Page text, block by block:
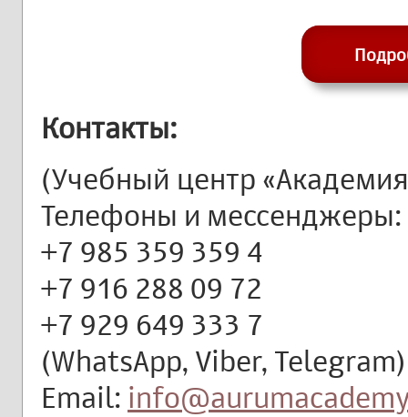
Контакты:
(Учебный центр
Телефоны и мессенджеры:
+7 985 359 359 4
+7 916 288 09 72
+7 929 649 333 7
(WhatsApp, Viber, Telegram)
Email: